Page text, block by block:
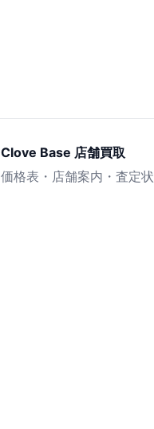
Clove Base 店舗買取
価格表・店舗案内・査定